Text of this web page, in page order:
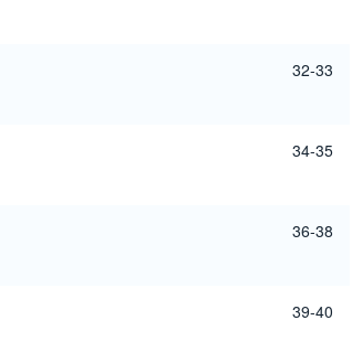
32-33
34-35
36-38
39-40